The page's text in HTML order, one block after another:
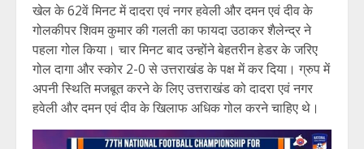
खेल के 62वें मिनट में दादरा एवं नगर हवेली और दमन एवं दीव के
गोलकीपर शिवम कुमार की गलती का फायदा उठाकर शैलेन्द्र ने
पहला गोल किया। चार मिनट बाद उन्होंने बेहतरीन हेडर के जरिए
गोल दागा और स्कोर 2-0 से उत्तराखंड के पक्ष में कर दिया। ग्रुप में
अपनी स्थिति मजबूत करने के लिए उत्तराखंड को दादरा एवं नगर
हवेली और दमन एवं दीव के खिलाफ अधिक गोल करने चाहिए थे।